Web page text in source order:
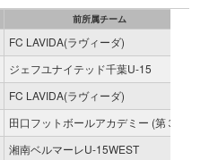
前所属チーム
FC LAVIDA(ラヴィーダ)
ジェフユナイテッド千葉U-15
FC LAVIDA(ラヴィーダ)
田口フットボールアカデミー (第３種)
湘南ベルマーレU-15WEST